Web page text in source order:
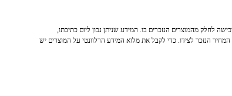
לחלק מהמוצרים הנזכרים בו. המידע שניתן נכון ליום כתיבתו,
הנזכר לצידו. כדי לקבל את מלוא המידע הרלוונטי על המוצרים יש